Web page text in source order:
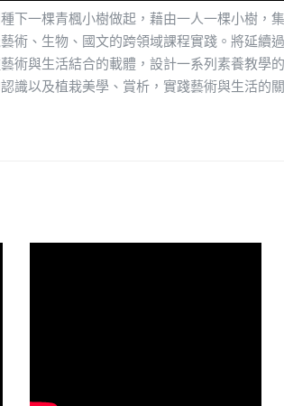
下一棵青楓小樹做起，藉由一人一棵小樹，
術、生物、國文的跨領域課程實踐。將延續
術與生活結合的載體，設計一系列素養教學
識以及植栽美學、賞析，實踐藝術與生活的